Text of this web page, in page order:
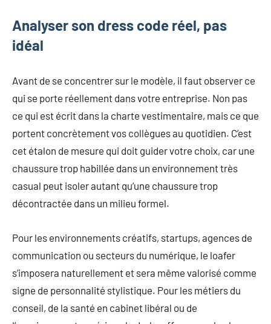
Analyser son dress code réel, pas
idéal
Avant de se concentrer sur le modèle, il faut observer ce
qui se porte réellement dans votre entreprise. Non pas
ce qui est écrit dans la charte vestimentaire, mais ce que
portent concrètement vos collègues au quotidien. C’est
cet étalon de mesure qui doit guider votre choix, car une
chaussure trop habillée dans un environnement très
casual peut isoler autant qu’une chaussure trop
décontractée dans un milieu formel.
Pour les environnements créatifs, startups, agences de
communication ou secteurs du numérique, le loafer
s’imposera naturellement et sera même valorisé comme
signe de personnalité stylistique. Pour les métiers du
conseil, de la santé en cabinet libéral ou de